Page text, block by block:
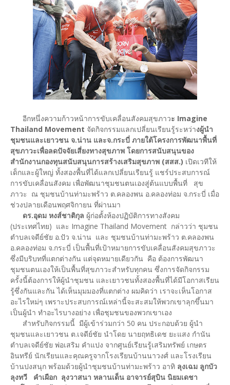
อีกหนึ่งความก้าวหน้าการขับเคลื่อนสังคมสุขภาวะ Imagine
Thailand Movement จัดกิจกรรมแลกเปลี่ยนเรียนรู้ระหว่างผู้นำ
ชุมชนและเยาวชน จ.น่าน และจ.กระบี่ ภายใต้โครงการพัฒนาพื้นที่
สุขภาวะเพื่อลดปัจจัยเสี่ยงทางสุขภาพ โดยการสนับสนุนของ
สำนักงานกองทุนสนับสนุนการสร้างเสริมสุขภาพ (สสส.) เปิดเวทีให้
เด็กและผู้ใหญ่ ทั้งสองพื้นที่ได้แลกเปลี่ยนเรียนรู้ แชร์ประสบการณ์
การขับเคลื่อนสังคม เพื่อพัฒนาชุมชนตนเองสู่ต้นแบบพื้นที่ สุข
ภาวะ ณ ชุมชนบ้านท่ามะพร้าว ต.คลองพน อ.คลองท่อม จ.กระบี่ เมื่อ
ช่วงปลายเดือนพฤศจิกายน ที่ผ่านมา
ดร.อุดม หงส์ชาติกุล ผู้ก่อตั้งห้องปฏิบัติการทางสังคม
(ประเทศไทย) และ Imagine Thailand Movement กล่าวว่า ชุมชน
ตำบลเจดีย์ชัย อ.ปัว จ.น่าน และ ชุมชนบ้านท่ามะพร้าว ต.คลองพน
อ.คลองท่อม จ.กระบี่ เป็นพื้นที่เป้าหมายการขับเคลื่อนสังคมสุขภาวะ
ซึ่งมีบริบทที่แตกต่างกัน แต่จุดหมายเดียวกัน คือ ต้องการพัฒนา
ชุมชนตนเองให้เป็นพื้นที่สุขภาวะสำหรับทุกคน ซึ่งการจัดกิจกรรม
ครั้งนี้ต้องการให้ผู้นำชุมชน และเยาวชนทั้งสองพื้นที่ได้มีโอกาสเรียน
รู้ซึ่งกันและกัน ได้เห็นมุมมองที่แตกต่าง ผมคิดว่า เราจะเห็นโอกาส
อะไรใหม่ๆ เพราะประสบการณ์เหล่านี้จะสะสมให้พวกเขาลุกขึ้นมา
เป็นผู้นำ ทำอะไรบางอย่าง เพื่อชุมชนของพวกเขาเอง
สำหรับกิจกรรมนี้ มีผู้เข้าร่วมกว่า 50 คน ประกอบด้วย ผู้นำ
ชุมชนและเยาวชน ต.เจดีย์ชัย นำโดย นายฤทธิเดช ยะแสง กำนัน
ตำบลเจดีย์ชัย พ่อเสริม คำแปง จากศูนย์เรียนรู้เสริมทรัพย์ เกษตร
อินทรีย์ นักเรียนและคุณครูจากโรงเรียนบ้านนาวงศ์ และโรงเรียน
บ้านปงสนุก พร้อมด้วยผู้นำชุมชนบ้านท่ามะพร้าว อาทิ ลุงเฉม ลูกบัว
ลุงทวี คำเผือก ลุงวาสนา หลานเด็น อาจารย์สุบิน นิยมเดชา